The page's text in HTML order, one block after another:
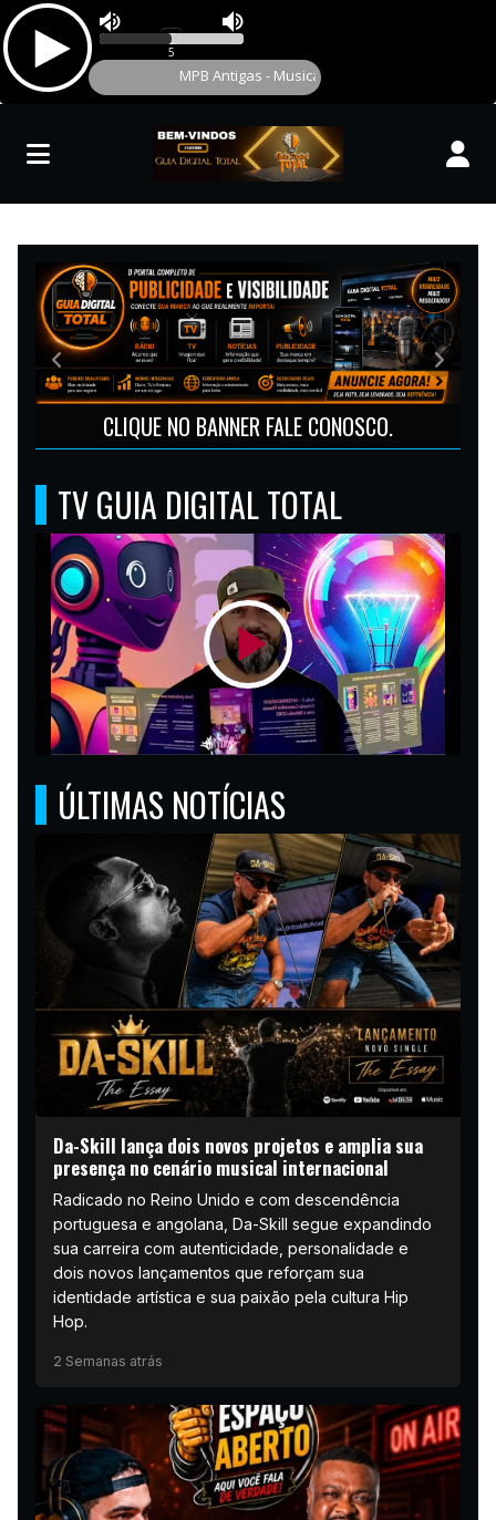
GUIA DIGITAL TOTAL
MAIS UMA GRANDE PARCERIA.
Anterior
TV GUIA DIGITAL TOTAL
ÚLTIMAS NOTÍCIAS
Da-Skill lança dois novos projetos e amplia sua
presença no cenário musical internacional
Radicado no Reino Unido e com descendência
portuguesa e angolana, Da-Skill segue expandindo
sua carreira com autenticidade, personalidade e
dois novos lançamentos que reforçam sua
identidade artística e sua paixão pela cultura Hip
Hop.
2 Semanas atrás